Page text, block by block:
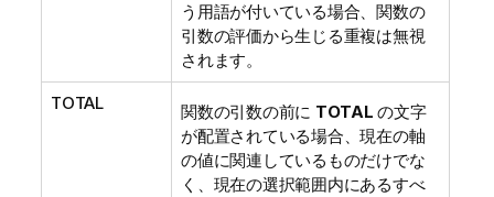
う用語が付いている場合、関数の
引数の評価から生じる重複は無視
されます。
TOTAL 関数の引数の前に TOTAL の文字
が配置されている場合、現在の軸
の値に関連しているものだけでな
く、現在の選択範囲内にあるすべ